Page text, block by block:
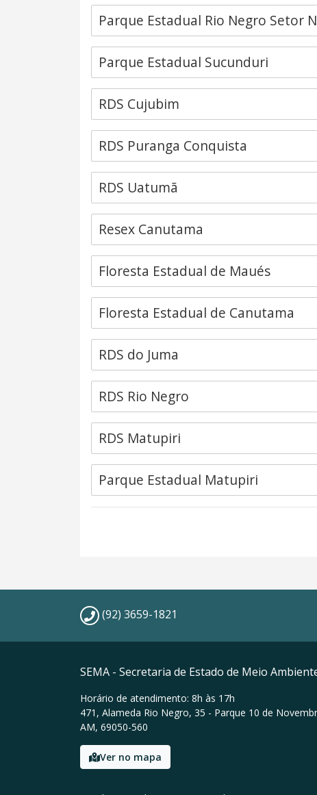
Parque Estadual Rio Negro Setor
Parque Estadual Sucunduri
RDS Cujubim
RDS Puranga Conquista
RDS Uatumã
Resex Canutama
Floresta Estadual de Maués
Floresta Estadual de Canutama
RDS do Juma
RDS Rio Negro
RDS Matupiri
Parque Estadual Matupiri
(92) 3659-1821
SEMA - Secretaria de Estado de Meio
Horário de atendimento: 8h às 17h
471, Alameda Rio Negro, 35 - Parque 10 de
AM, 69050-560
Ver no mapa